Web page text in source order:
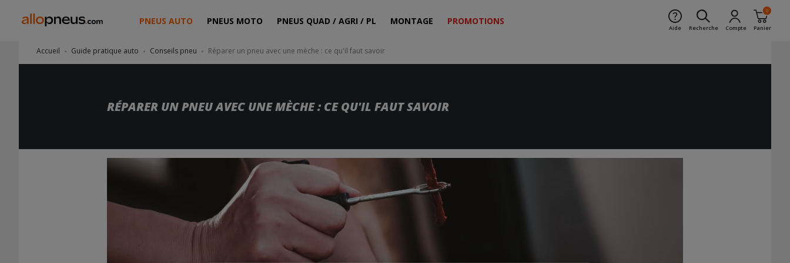
PNEUS AUTO PNEUS MOTO PNEUS QUAD / AGRI / PL MONTAGE PROMOTIONS
Aide Recherche Compte
0
Panier
Accueil Guide pratique auto Conseils pneu Réparer un pneu avec une mèche : ce qu'il faut savoir
RÉPARER UN PNEU AVEC UNE MÈCHE : CE QU'IL FAUT SAVOIR